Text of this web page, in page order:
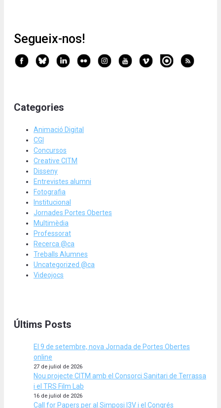
Segueix-nos!
Categories
Animació Digital
CGI
Concursos
Creative CITM
Disseny
Entrevistes alumni
Fotografia
Institucional
Jornades Portes Obertes
Multimèdia
Professorat
Recerca @ca
Treballs Alumnes
Uncategorized @ca
Videojocs
Últims Posts
El 9 de setembre, nova Jornada de Portes Obertes
online
27 de juliol de 2026
Nou projecte CITM amb el Consorci Sanitari de Terrassa
i el TRS Film Lab
16 de juliol de 2026
Call for Papers per al Simposi I3V i el Congrés